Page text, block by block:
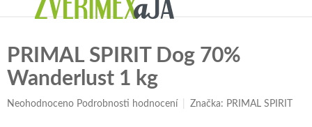
PRIMAL SPIRIT Dog 70%
Wanderlust 1 kg
Průměrné
Neohodnoceno Podrobnosti hodnocení Značka: PRIMAL SPIRIT